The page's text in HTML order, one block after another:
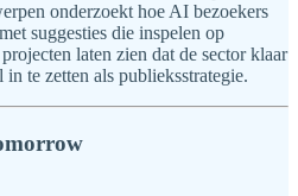
onderzoekt hoe AI bezoekers
suggesties die inspelen op
laten zien dat de sector klaar
te zetten als publieksstrategie.